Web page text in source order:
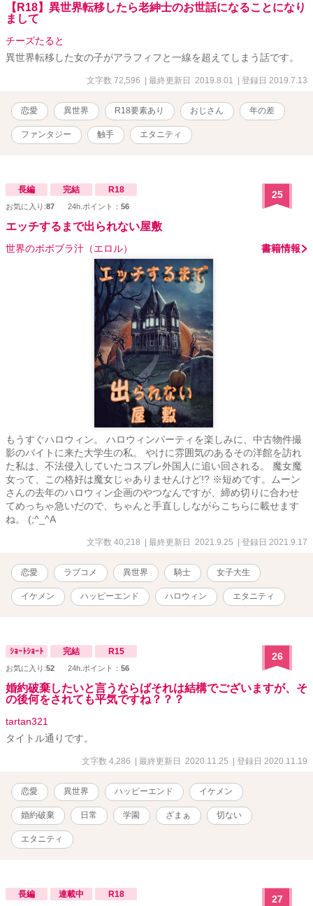
【R18】異世界転移したら老紳士のお世話になることになり
まして
チーズたると
異世界転移した女の子がアラフィフと一線を超えてしまう話です。
文字数 72,596 | 最終更新日 2019.8.01 | 登録日 2019.7.13
恋愛 異世界 R18要素あり おじさん 年の差
ファンタジー 触手 エタニティ
長編 完結 R18
お気に入り:87 24h.ポイント： 56
25
エッチするまで出られない屋敷
世界のボボブラ汁（エロル） 書籍情報
もうすぐハロウィン。 ハロウィンパーティを楽しみに、中古物件撮
影のバイトに来た大学生の私。 やけに雰囲気のあるその洋館を訪れ
た私は、不法侵入していたコスプレ外国人に追い回される。 魔女魔
女って、この格好は魔女じゃありませんけど!? ※短めです。ムーン
さんの去年のハロウィン企画のやつなんですが、締め切りに合わせ
てめっちゃ急いだので、ちゃんと手直ししながらこちらに載せます
ね。 (;^_^A
文字数 40,218 | 最終更新日 2021.9.25 | 登録日 2021.9.17
恋愛 ラブコメ 異世界 騎士 女子大生
イケメン ハッピーエンド ハロウィン エタニティ
ｼｮｰﾄｼｮｰﾄ 完結 R15
お気に入り:52 24h.ポイント： 56
26
婚約破棄したいと言うならばそれは結構でございますが、そ
の後何をされても平気ですね？？？
tartan321
タイトル通りです。
文字数 4,286 | 最終更新日 2020.11.25 | 登録日 2020.11.19
恋愛 異世界 ハッピーエンド イケメン
婚約破棄 日常 学園 ざまぁ 切ない
エタニティ
長編 連載中 R18 27